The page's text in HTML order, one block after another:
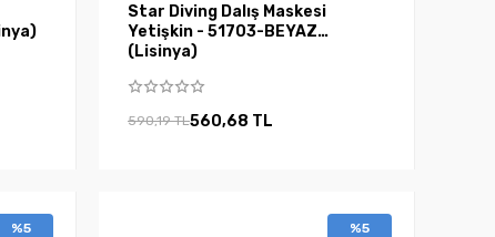
Star Diving Dalış Maskesi
Yetişkin - 51703-BEYAZ
(Lisinya)
590,19 TL560,68 TL
%5 %5